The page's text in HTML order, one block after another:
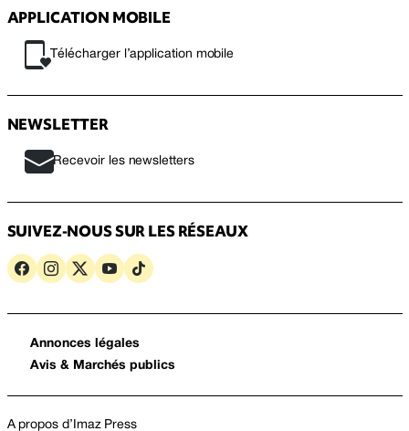
APPLICATION MOBILE
Télécharger l’application mobile
NEWSLETTER
Recevoir les newsletters
SUIVEZ-NOUS SUR LES RÉSEAUX
Annonces légales
Avis & Marchés publics
A propos d’Imaz Press